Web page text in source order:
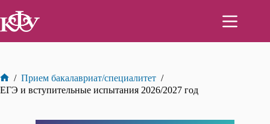
к
сути
Главная
/ Прием бакалавриат/специалитет /
ЕГЭ и вступительные испытания 2026/2027 год